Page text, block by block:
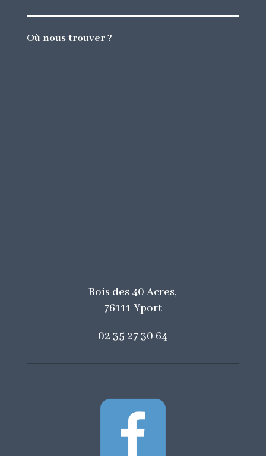
Où nous trouver ?
Bois des 40 Acres,
76111 Yport
02 35 27 30 64